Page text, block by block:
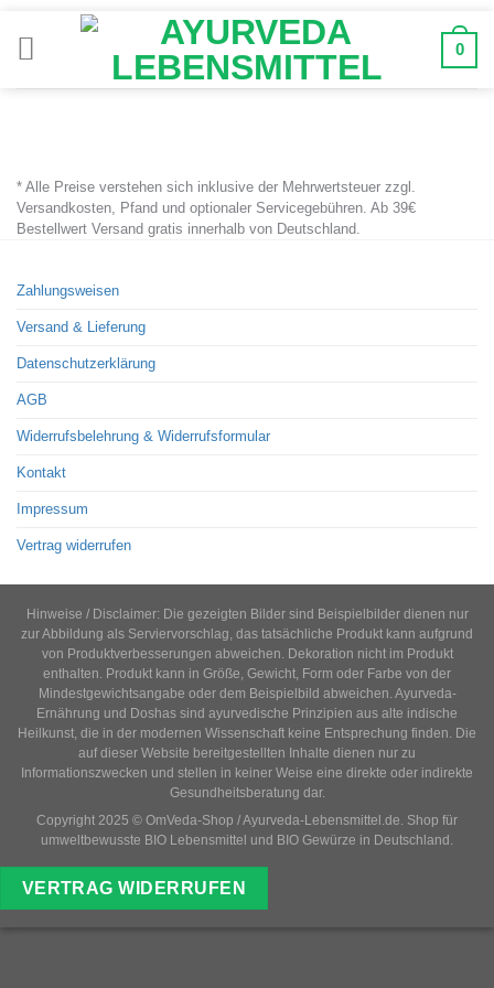
Inhalt
0
* Alle Preise verstehen sich inklusive der Mehrwertsteuer zzgl.
Versandkosten, Pfand und optionaler Servicegebühren. Ab 39€
Bestellwert Versand gratis innerhalb von Deutschland.
Zahlungsweisen
Versand & Lieferung
Datenschutzerklärung
AGB
Widerrufsbelehrung & Widerrufsformular
Kontakt
Impressum
Vertrag widerrufen
Hinweise / Disclaimer: Die gezeigten Bilder sind Beispielbilder dienen nur
zur Abbildung als Serviervorschlag, das tatsächliche Produkt kann aufgrund
von Produktverbesserungen abweichen. Dekoration nicht im Produkt
enthalten. Produkt kann in Größe, Gewicht, Form oder Farbe von der
Mindestgewichtsangabe oder dem Beispielbild abweichen. Ayurveda-
Ernährung und Doshas sind ayurvedische Prinzipien aus alte indische
Heilkunst, die in der modernen Wissenschaft keine Entsprechung finden. Die
auf dieser Website bereitgestellten Inhalte dienen nur zu
Informationszwecken und stellen in keiner Weise eine direkte oder indirekte
Gesundheitsberatung dar.
Copyright 2025 © OmVeda-Shop / Ayurveda-Lebensmittel.de. Shop für
umweltbewusste BIO Lebensmittel und BIO Gewürze in Deutschland.
VERTRAG WIDERRUFEN